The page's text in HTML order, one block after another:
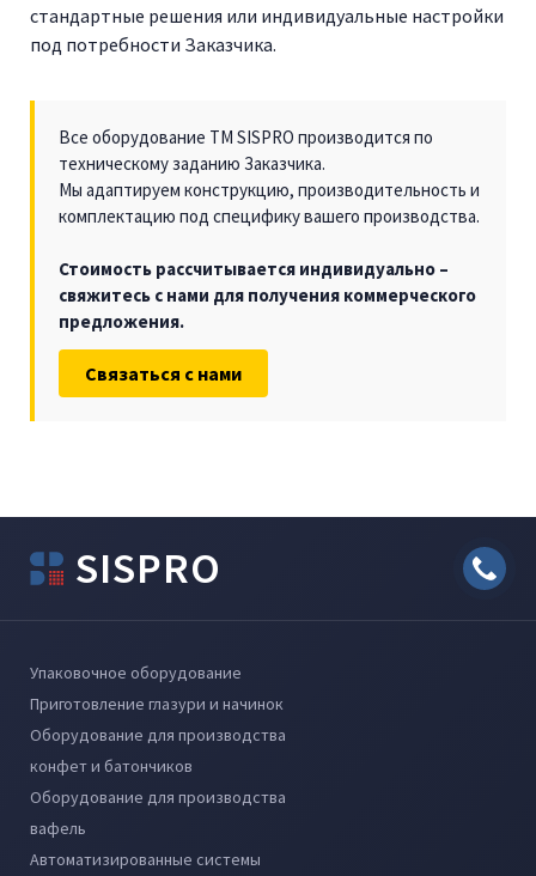
стандартные решения или индивидуальные настройки
под потребности Заказчика.
Все оборудование TM SISPRO производится по
техническому заданию Заказчика.
Мы адаптируем конструкцию, производительность и
комплектацию под специфику вашего производства.
Стоимость рассчитывается индивидуально –
свяжитесь с нами для получения коммерческого
предложения.
Связаться с нами
SISPRO
Упаковочное оборудование
Приготовление глазури и начинок
Оборудование для производства
конфет и батончиков
Оборудование для производства
вафель
Автоматизированные системы